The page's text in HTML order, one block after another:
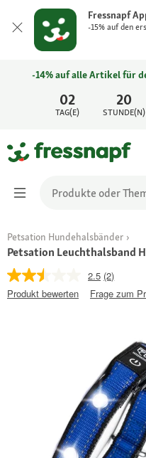
Fressnapf
-15% auf den
02
TAG(E)
20
STUNDE(N)
-14% auf alle Artikel für
Petsation Hundehalsbänder
Petsation Leuchthalsband
2.5 (2)
Produkt bewerten
Frage zum